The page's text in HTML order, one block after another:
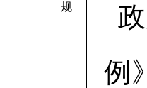
规
例